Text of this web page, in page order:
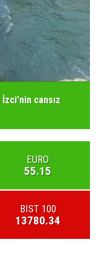
cansız
EURO
55.15
BIST 100
13780.34